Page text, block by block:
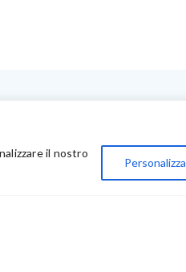
il nostro
Personalizza
My Account
Carrello